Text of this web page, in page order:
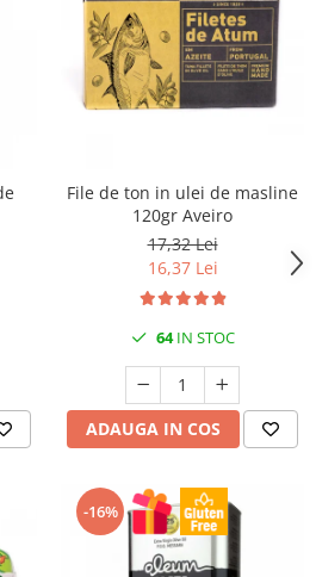
File de ton in ulei de masline
120gr Aveiro
17,32 Lei
16,37 Lei
64IN STOC
ADAUGA IN COS
-16%